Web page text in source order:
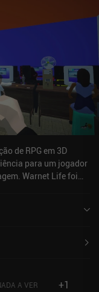
progredir mais
regras/mundo do
vale a pena para
das
de RPG em 3D
para um jogador
Warnet Life foi
A VER +1